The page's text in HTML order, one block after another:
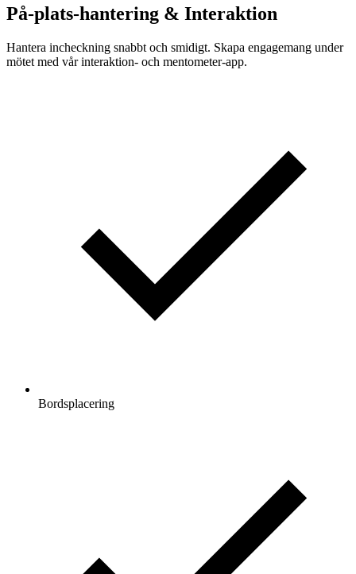
På-plats-hantering & Interaktion
Hantera incheckning snabbt och smidigt. Skapa engagemang under
mötet med vår interaktion- och mentometer-app.
Bordsplacering